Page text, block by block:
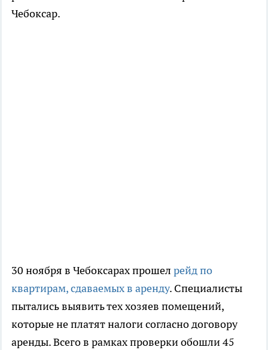
Чебоксар.
30 ноября в Чебоксарах прошел рейд по
квартирам, сдаваемых в аренду. Специалисты
пытались выявить тех хозяев помещений,
которые не платят налоги согласно договору
аренды. Всего в рамках проверки обошли 45